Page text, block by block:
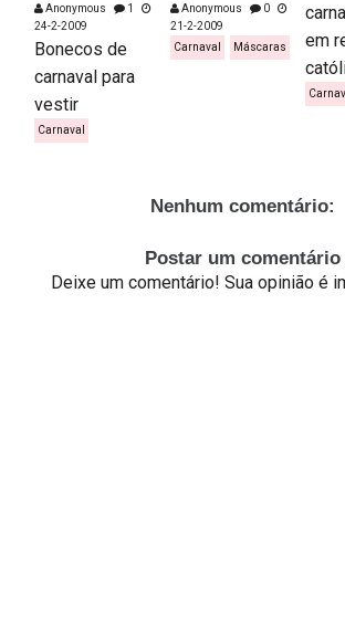
Anonymous
1
24-2-2009
Bonecos de
carnaval para
vestir
Carnaval
Anonymous
0
21-2-2009
Carnaval
Máscaras
em
Nenhum comentário:
Postar um comentário
Deixe um comentário! Sua opinião é